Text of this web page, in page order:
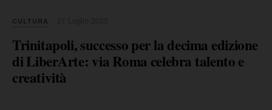
CULTURA
Trinitapoli, successo per la decima edizione
di LiberArte: via Roma celebra talento e
creatività